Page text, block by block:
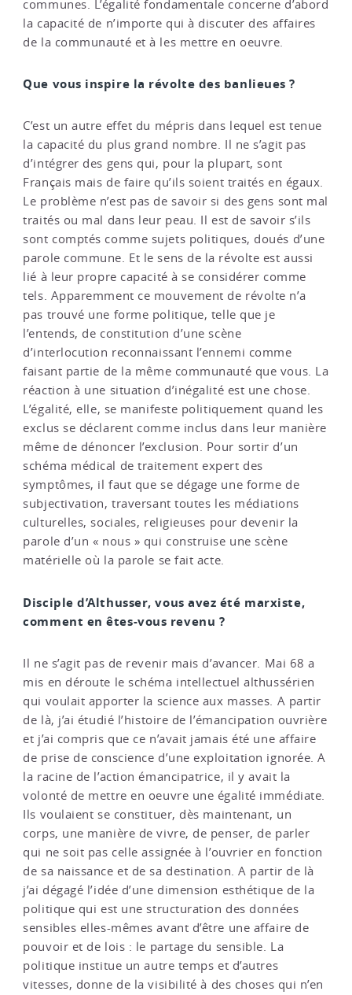
communes. L’égalité fondamentale concerne d’abord
la capacité de n’importe qui à discuter des affaires
de la communauté et à les mettre en oeuvre.
Que vous inspire la révolte des banlieues ?
C’est un autre effet du mépris dans lequel est tenue
la capacité du plus grand nombre. Il ne s’agit pas
d’intégrer des gens qui, pour la plupart, sont
Français mais de faire qu’ils soient traités en égaux.
Le problème n’est pas de savoir si des gens sont mal
traités ou mal dans leur peau. Il est de savoir s’ils
sont comptés comme sujets politiques, doués d’une
parole commune. Et le sens de la révolte est aussi
lié à leur propre capacité à se considérer comme
tels. Apparemment ce mouvement de révolte n’a
pas trouvé une forme politique, telle que je
l’entends, de constitution d’une scène
d’interlocution reconnaissant l’ennemi comme
faisant partie de la même communauté que vous. La
réaction à une situation d’inégalité est une chose.
L’égalité, elle, se manifeste politiquement quand les
exclus se déclarent comme inclus dans leur manière
même de dénoncer l’exclusion. Pour sortir d’un
schéma médical de traitement expert des
symptômes, il faut que se dégage une forme de
subjectivation, traversant toutes les médiations
culturelles, sociales, religieuses pour devenir la
parole d’un « nous » qui construise une scène
matérielle où la parole se fait acte.
Disciple d’Althusser, vous avez été marxiste,
comment en êtes-vous revenu ?
Il ne s’agit pas de revenir mais d’avancer. Mai 68 a
mis en déroute le schéma intellectuel althussérien
qui voulait apporter la science aux masses. A partir
de là, j’ai étudié l’histoire de l’émancipation ouvrière
et j’ai compris que ce n’avait jamais été une affaire
de prise de conscience d’une exploitation ignorée. A
la racine de l’action émancipatrice, il y avait la
volonté de mettre en oeuvre une égalité immédiate.
Ils voulaient se constituer, dès maintenant, un
corps, une manière de vivre, de penser, de parler
qui ne soit pas celle assignée à l’ouvrier en fonction
de sa naissance et de sa destination. A partir de là
j’ai dégagé l’idée d’une dimension esthétique de la
politique qui est une structuration des données
sensibles elles-mêmes avant d’être une affaire de
pouvoir et de lois : le partage du sensible. La
politique institue un autre temps et d’autres
vitesses, donne de la visibilité à des choses qui n’en